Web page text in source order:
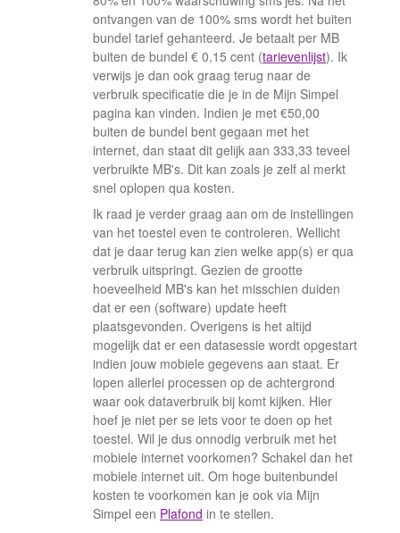
ontvangen van de 100% sms wordt het buiten
bundel tarief gehanteerd. Je betaalt per MB
buiten de bundel € 0,15 cent (tarievenlijst). Ik
verwijs je dan ook graag terug naar de
verbruik specificatie die je in de Mijn Simpel
pagina kan vinden. Indien je met €50,00
buiten de bundel bent gegaan met het
internet, dan staat dit gelijk aan 333,33 teveel
verbruikte MB's. Dit kan zoals je zelf al merkt
snel oplopen qua kosten.
Ik raad je verder graag aan om de instellingen
van het toestel even te controleren. Wellicht
dat je daar terug kan zien welke app(s) er qua
verbruik uitspringt. Gezien de grootte
hoeveelheid MB's kan het misschien duiden
dat er een (software) update heeft
plaatsgevonden. Overigens is het altijd
mogelijk dat er een datasessie wordt opgestart
indien jouw mobiele gegevens aan staat. Er
lopen allerlei processen op de achtergrond
waar ook dataverbruik bij komt kijken. Hier
hoef je niet per se iets voor te doen op het
toestel. Wil je dus onnodig verbruik met het
mobiele internet voorkomen? Schakel dan het
mobiele internet uit. Om hoge buitenbundel
kosten te voorkomen kan je ook via Mijn
Simpel een Plafond in te stellen.